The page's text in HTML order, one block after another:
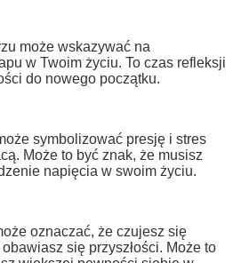
może wskazywać na
w Twoim życiu. To czas refleksji
do nowego początku.
symbolizować presję i stres
Może to być znak, że musisz
napięcia w swoim życiu.
oznaczać, że czujesz się
się przyszłości. Może to